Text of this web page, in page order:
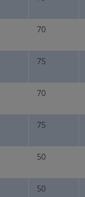
70
75
70
75
50
50